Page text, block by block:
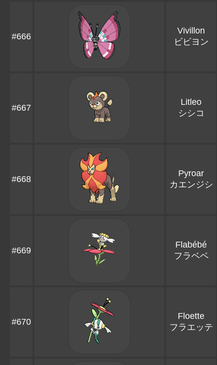
#666
Vivillon
ビビヨン
#667
Litleo
シシコ
#668
Pyroar
カエンジシ
#669
Flabébé
フラベベ
#670
Floette
フラエッテ